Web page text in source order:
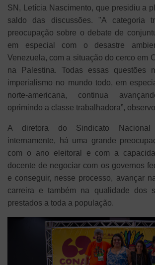
SN, Letícia Nascimento, que presidiu a
saldo das discussões. "A categoria
preocupação sobre o debate de
em especial com o desastre
Venezuela, com a situação do cerco em
na Palestina. Todas essas questões
imperialismo no mundo todo, em
norte-americana, continua
oprimindo a classe trabalhadora”,
A diretora do Sindicato Nacional
internamente, há uma grande
com o ano eleitoral e com a
docente de negociar com os governos
e conseguir, nesse processo, avançar
carreira e também na qualidade dos
prestados a toda a população.